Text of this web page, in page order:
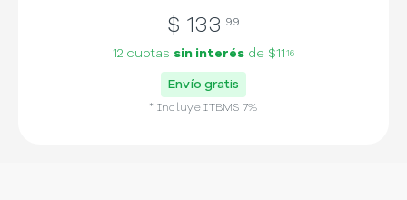
$ 133 99
12 cuotas sin interés de $11 16
Envío gratis
* IncluyeITBMS 7%